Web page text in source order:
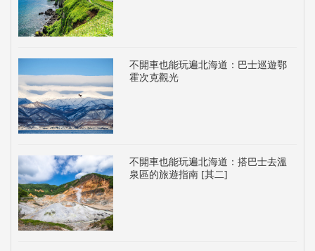
不開車也能玩遍北海道：巴士巡遊鄂
霍次克觀光
不開車也能玩遍北海道：搭巴士去溫
泉區的旅遊指南 [其二]